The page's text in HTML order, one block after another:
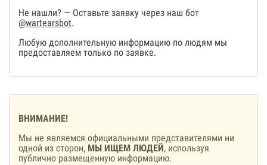
Не нашли? — Оставьте заявку через наш бот
@wartearsbot.
Любую дополнительную информацию по людям мы
предоставляем только по заявке.
ВНИМАНИЕ!
Мы не являемся официальными представителями ни
одной из сторон, МЫ ИЩЕМ ЛЮДЕЙ, используя
публично размещенную информацию.